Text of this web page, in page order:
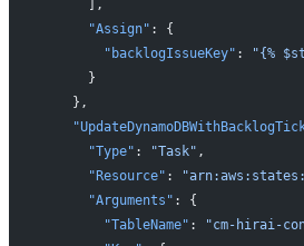
      ],
      "Assign"
: {
        "backlogIssueKey"
:
"{%
      }
    },
      "Type"
: "Task" ,
      "Resource"
:
      "Arguments"
: {
        "TableName"
: "cm-hirai-